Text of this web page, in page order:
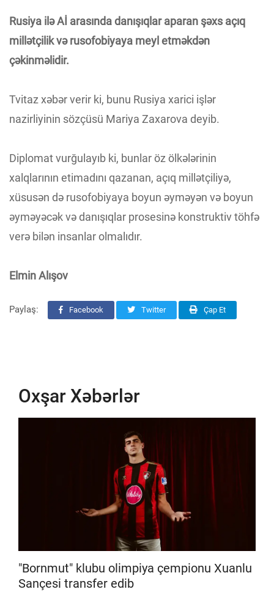
Rusiya ilə Aİ arasında danışıqlar aparan şəxs açıq
millətçilik və rusofobiyaya meyl etməkdən
çəkinməlidir.
Tvitaz xəbər verir ki, bunu Rusiya xarici işlər
nazirliyinin sözçüsü Mariya Zaxarova deyib.
Diplomat vurğulayıb ki, bunlar öz ölkələrinin
xalqlarının etimadını qazanan, açıq millətçiliyə,
xüsusən də rusofobiyaya boyun əyməyən və boyun
əyməyəcək və danışıqlar prosesinə konstruktiv töhfə
verə bilən insanlar olmalıdır.
Elmin Alışov
Paylaş: Facebook Twitter Çap Et
Oxşar Xəbərlər
"Bornmut" klubu olimpiya çempionu Xuanlu
Sançesi transfer edib